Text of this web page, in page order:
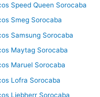
Speed Queen Sorocaba
Smeg Sorocaba
Samsung Sorocaba
Maytag Sorocaba
Maruel Sorocaba
Lofra Sorocaba
Liebherr Sorocaba